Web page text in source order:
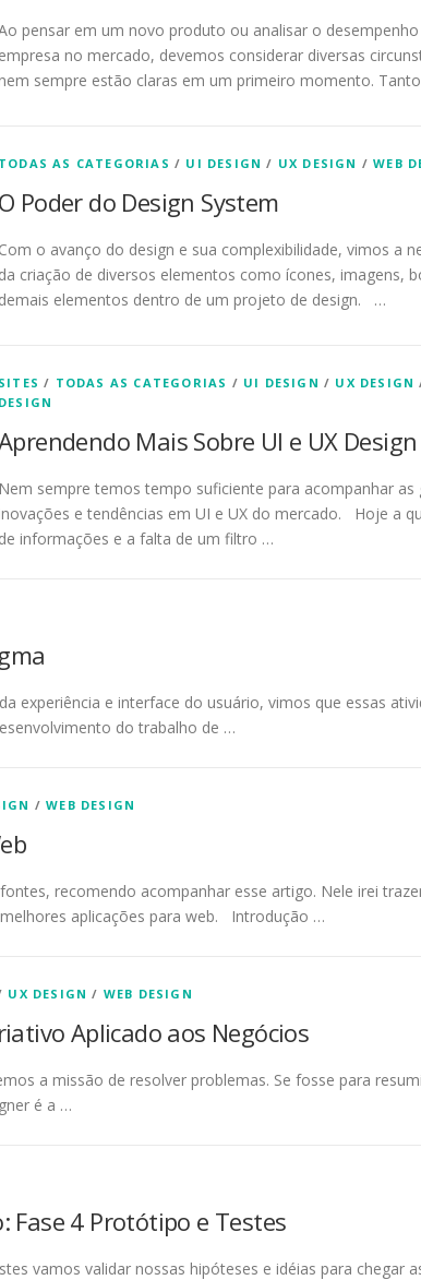
pensar em um novo produto ou analisar o
empresa no mercado, devemos considerar diversas
sempre estão claras em um primeiro momento.
TODAS AS CATEGORIAS / UI DESIGN / UX DESIGN /WEB
O Poder do Design System
Com o avanço do design e sua complexibilidade, vimos a
da criação de diversos elementos como ícones, imagens,
demais elementos dentro de um projeto de design. …
SITES / TODAS AS CATEGORIAS / UI DESIGN / UX DESIGN
DESIGN
Mais Sobre UI e UX Design
Nem sempre temos tempo suficiente para acompanhar as
e tendências em UI e UX do mercado. Hoje a
de informações e a falta de um filtro …
experiência e interface do usuário, vimos que essas
do trabalho de …
/WEB DESIGN
recomendo acompanhar esse artigo. Nele irei
aplicações para web. Introdução …
UX DESIGN / WEB DESIGN
Aplicado aos Negócios
a missão de resolver problemas. Se fosse para
é a …
Fase 4 Protótipo e Testes
vamos validar nossas hipóteses e idéias para chegar